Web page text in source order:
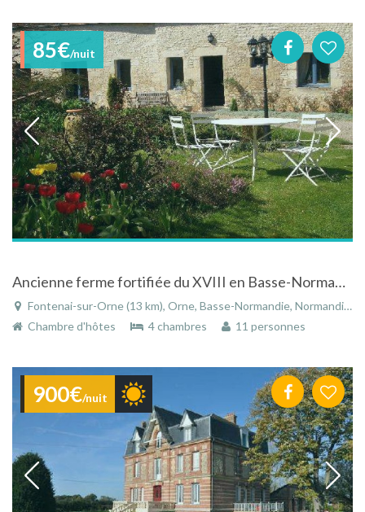
85€/nuit
Ancienne ferme fortifiée du XVIII en Basse-Normandie nichée dans un parc arboré et fleuri
Fontenai-sur-Orne (13 km), Orne, Basse-Normandie, Normandie, France
Chambre d'hôtes
4 chambres 11 personnes
900€/nuit